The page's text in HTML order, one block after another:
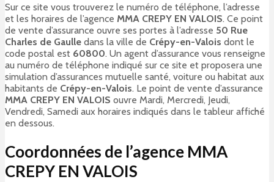
Sur ce site vous trouverez le numéro de téléphone, l’adresse
et les horaires de l’agence MMA CREPY EN VALOIS. Ce point
de vente d’assurance ouvre ses portes à l’adresse 50 Rue
Charles de Gaulle dans la ville de Crépy-en-Valois dont le
code postal est 60800. Un agent d’assurance vous renseigne
au numéro de téléphone indiqué sur ce site et proposera une
simulation d’assurances mutuelle santé, voiture ou habitat aux
habitants de Crépy-en-Valois. Le point de vente d’assurance
MMA CREPY EN VALOIS ouvre Mardi, Mercredi, Jeudi,
Vendredi, Samedi aux horaires indiqués dans le tableur affiché
en dessous.
Coordonnées de l’agence MMA
CREPY EN VALOIS